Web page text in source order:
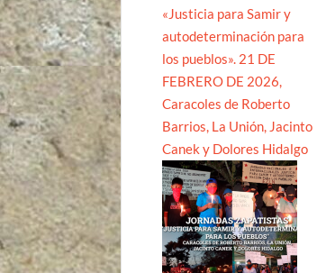
«Justicia para Samir y
autodeterminación para
los pueblos». 21 DE
FEBRERO DE 2026,
Caracoles de Roberto
Barrios, La Unión, Jacinto
Canek y Dolores Hidalgo